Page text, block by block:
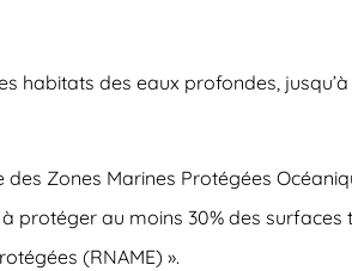
habitats des eaux profondes,
Zones Marines Protégées
protéger au moins 30% des
(RNAME) ».